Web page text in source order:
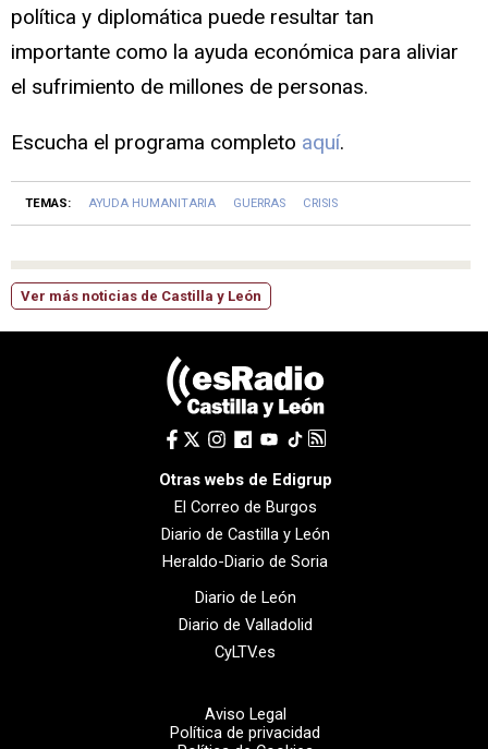
política y diplomática puede resultar tan
importante como la ayuda económica para aliviar
el sufrimiento de millones de personas.
Escucha el programa completo aquí.
TEMAS: AYUDA HUMANITARIA GUERRAS CRISIS
Ver más noticias de Castilla y León
Otras webs de Edigrup
El Correo de Burgos
Diario de Castilla y León
Heraldo-Diario de Soria
Diario de León
Diario de Valladolid
CyLTV.es
Aviso Legal
Política de privacidad